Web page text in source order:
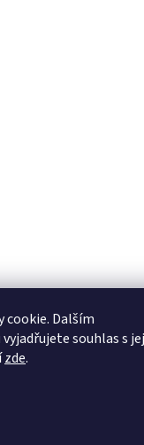
cookie. Dalším
souhlas s
zde.